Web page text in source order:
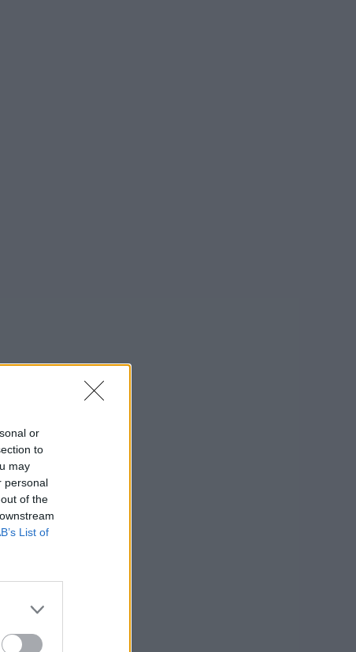
or
to
may
personal
of the
List of